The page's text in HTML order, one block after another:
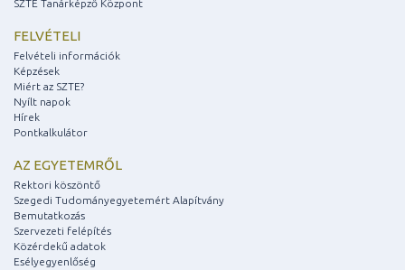
SZTE Tanárképző Központ
FELVÉTELI
Felvételi információk
Képzések
Miért az SZTE?
Nyílt napok
Hírek
Pontkalkulátor
AZ EGYETEMRŐL
Rektori köszöntő
Szegedi Tudományegyetemért Alapítvány
Bemutatkozás
Szervezeti felépítés
Közérdekű adatok
Esélyegyenlőség